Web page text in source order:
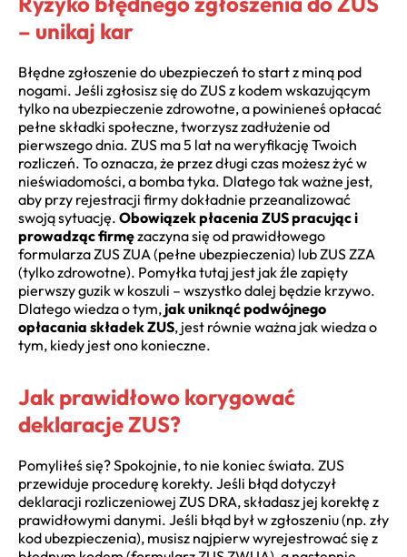
– unikaj kar
Błędne zgłoszenie do ubezpieczeń to start z miną pod
nogami. Jeśli zgłosisz się do ZUS z kodem wskazującym
tylko na ubezpieczenie zdrowotne, a powinieneś opłacać
pełne składki społeczne, tworzysz zadłużenie od
pierwszego dnia. ZUS ma 5 lat na weryfikację Twoich
rozliczeń. To oznacza, że przez długi czas możesz żyć w
nieświadomości, a bomba tyka. Dlatego tak ważne jest,
aby przy rejestracji firmy dokładnie przeanalizować
swoją sytuację. Obowiązek płacenia ZUS pracując i
prowadząc firmęzaczyna się od prawidłowego
formularza ZUS ZUA (pełne ubezpieczenia) lub ZUS ZZA
(tylko zdrowotne). Pomyłka tutaj jest jak źle zapięty
pierwszy guzik w koszuli – wszystko dalej będzie krzywo.
Dlatego wiedza o tym, jak uniknąć podwójnego
opłacania składek ZUS, jest równie ważna jak wiedza o
tym, kiedy jest ono konieczne.
Jak prawidłowo korygować
deklaracje ZUS?
Pomyliłeś się? Spokojnie, to nie koniec świata. ZUS
przewiduje procedurę korekty. Jeśli błąd dotyczył
deklaracji rozliczeniowej ZUS DRA, składasz jej korektę z
prawidłowymi danymi. Jeśli błąd był w zgłoszeniu (np. zły
kod ubezpieczenia), musisz najpierw wyrejestrować się z